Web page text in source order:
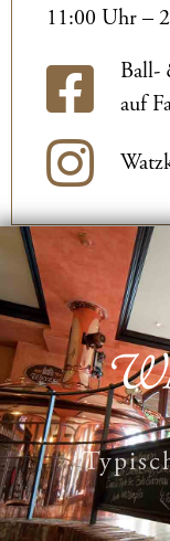
11:00 Uhr –
Ball-
auf